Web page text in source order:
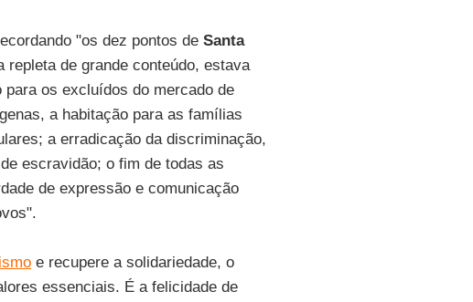
"os dez pontos de Santa
repleta de grande conteúdo, estava
os excluídos do mercado de
a habitação para as famílias
a erradicação da discriminação,
escravidão; o fim de todas as
de expressão e comunicação
e recupere a solidariedade, o
essenciais. É a felicidade de